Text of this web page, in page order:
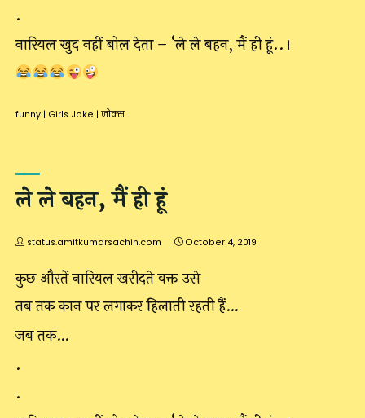
.
नारियल खुद नहीं बोल देता – ‘ले ले बहन, मैं ही हूं..।
funny | Girls Joke | जोक्स
ले ले बहन, मैं ही हूं
status.amitkumarsachin.com October 4, 2019
कुछ औरतें नारियल खरीदते वक्त उसे
तब तक कान पर लगाकर हिलाती रहती हैं…
जब तक…
.
.